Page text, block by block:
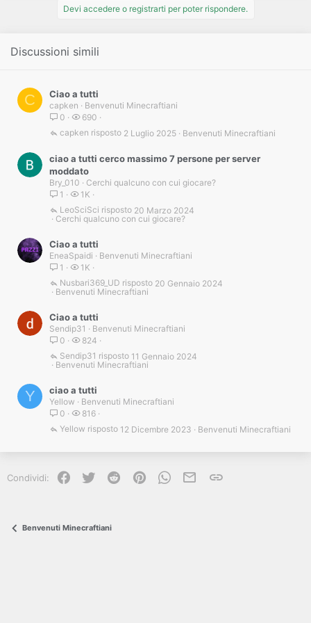
:
Devi accedere o registrarti per poter rispondere.
Discussioni simili
C Ciao a tutti
capken
Benvenuti Minecraftiani
0
690
Benvenuti Minecraftiani
2 Luglio 2025
capken
ciao a tutti cerco massimo 7 persone per server
moddato
Bry_010
Cerchi qualcuno con cui giocare?
1
1K
Cerchi qualcuno con cui giocare?
20 Marzo 2024
LeoSciSci
Ciao a tutti
EneaSpaidi
Benvenuti Minecraftiani
1
1K
Benvenuti Minecraftiani
20 Gennaio 2024
Nusbari369_UD
Ciao a tutti
Sendip31
Benvenuti Minecraftiani
0
824
Benvenuti Minecraftiani
11 Gennaio 2024
Sendip31
Y ciao a tutti
Yellow
Benvenuti Minecraftiani
0
816
Benvenuti Minecraftiani
12 Dicembre 2023
Yellow
Condividi: Facebook
Twitter Reddit PinterestWhatsApp
e-mailLink
Benvenuti Minecraftiani